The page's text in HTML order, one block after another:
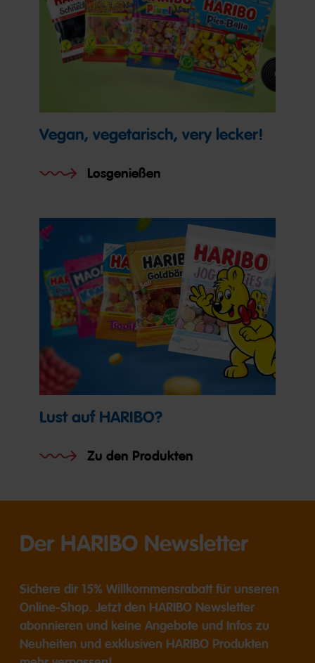
Vegan, vegetarisch, very lecker!
Losgenießen
Lust auf HARIBO?
Zu den Produkten
Der HARIBO Newsletter
Sichere dir 15% Willkommensrabatt für unseren
Online-Shop. Jetzt den HARIBO Newsletter
abonnieren und keine Angebote und Infos zu
Neuheiten und exklusiven HARIBO Produkten